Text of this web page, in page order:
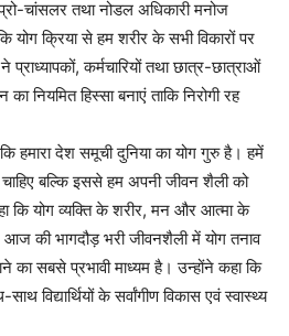
चांसलर तथा नोडल अधिकारी मनोज
क्रिया से हम शरीर के सभी विकारों पर
कर्मचारियों तथा छात्र-छात्राओं
नियमित हिस्सा बनाएं ताकि निरोगी रह
हमारा देश समूची दुनिया का योग गुरु है। हमें
बल्कि इससे हम अपनी जीवन शैली को
कि योग व्यक्ति के शरीर, मन और आत्मा के
की भागदौड़ भरी जीवनशैली में योग तनाव
का सबसे प्रभावी माध्यम है। उन्होंने कहा कि
विद्यार्थियों के सर्वांगीण विकास एवं स्वास्थ्य